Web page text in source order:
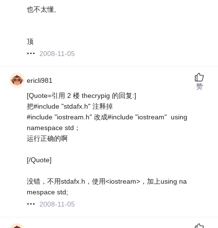
也不太懂,
顶
2008-11-05
ericli981
[Quote=引用 2 楼 thecrypig 的回复:]
把#include "stdafx.h" 注释掉
#include "iostream.h" 改成#include "iostream" using
namespace std；
运行正确的啊
[/Quote]
没错，不用stdafx.h，使用<iostream>，加上using na
mespace std;
2008-11-05
赞